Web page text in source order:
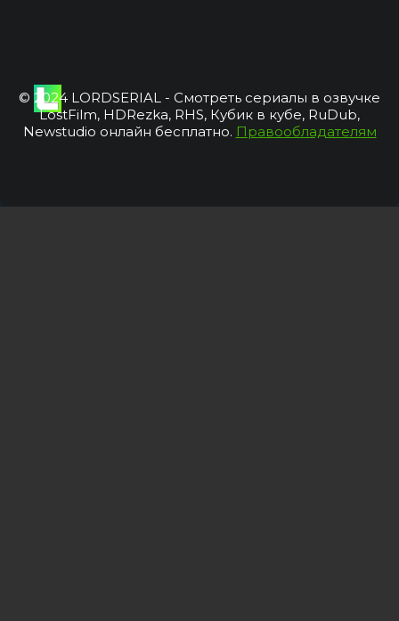
© 2024 LORDSERIAL - Смотреть сериалы в озвучке
LostFilm, HDRezka, RHS, Кубик в кубе, RuDub,
Newstudio онлайн бесплатно. Правообладателям